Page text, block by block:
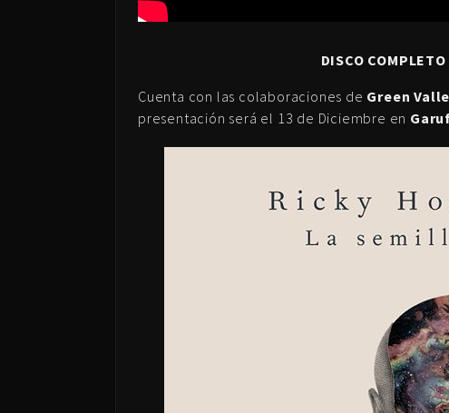
DISCO
Cuenta con las colaboraciones de Green
presentación será el 13 de Diciembre en